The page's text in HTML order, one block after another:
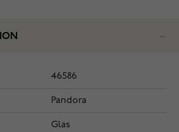
46586
Pandora
Glas